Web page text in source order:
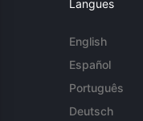
Langues
English
Español
Português
Deutsch